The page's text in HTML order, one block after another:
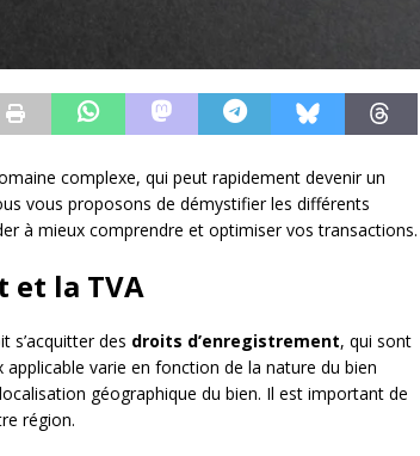
complexe, qui peut rapidement devenir un
vous proposons de démystifier les différents
à mieux comprendre et optimiser vos transactions.
et la TVA
s’acquitter des droits d’enregistrement, qui sont
applicable varie en fonction de la nature du bien
géographique du bien. Il est important de
région.